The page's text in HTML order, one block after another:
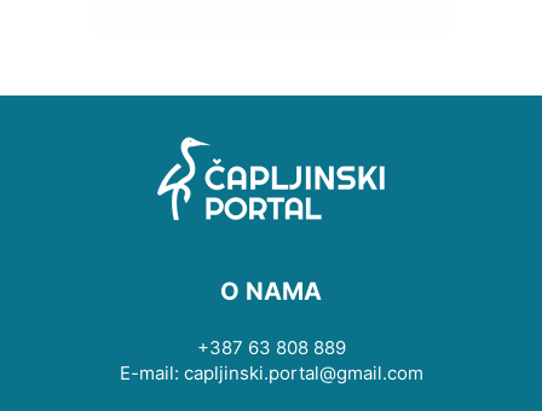
O NAMA
+387 63 808 889
E-mail: capljinski.portal@gmail.com